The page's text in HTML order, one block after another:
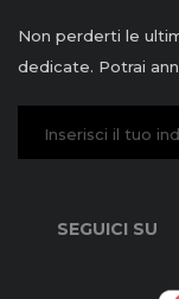
Non perderti le
dedicate. Potrai
SEGUICI SU